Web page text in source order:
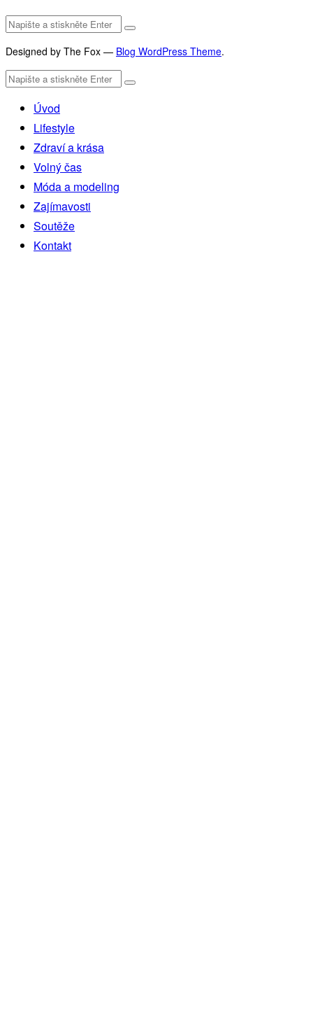
Designed by The Fox — Blog WordPress Theme.
Úvod
Lifestyle
Zdraví a krása
Volný čas
Móda a modeling
Zajímavosti
Soutěže
Kontakt